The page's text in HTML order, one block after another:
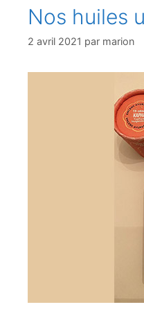
Nos huiles
2 avril 2021 par marion